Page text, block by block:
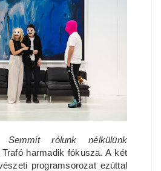
Semmit rólunk nélkülünk
harmadik fókusza. A két
programsorozat ezúttal